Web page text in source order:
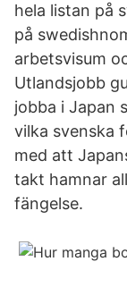
hela listan på
på
arbetsvisum
Utlandsjobb
jobba i Japan
vilka svenska
med att
takt hamnar
fängelse.